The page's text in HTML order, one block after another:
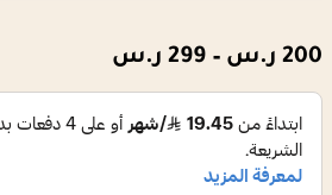
200 ر.س –
299 ر.س
من